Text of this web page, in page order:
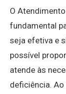
O
fundamental
seja efetiva e
possível
atende às
deficiência. Ao